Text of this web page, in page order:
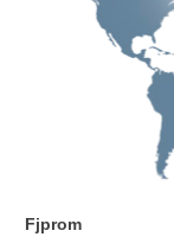
Fjprom